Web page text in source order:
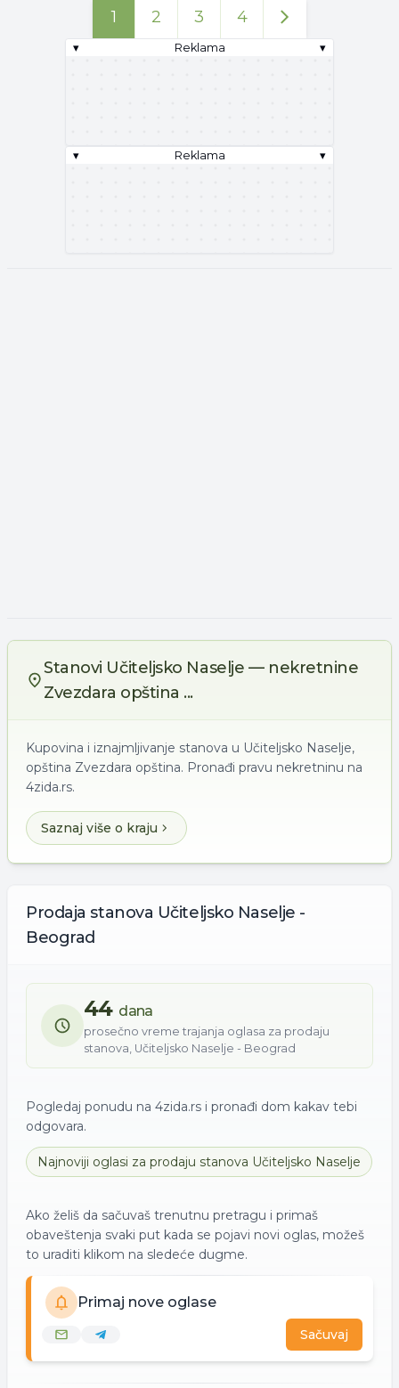
1 2 3 4
▾ Reklama ▾
▾ Reklama ▾
Stanovi Učiteljsko Naselje — nekretnine
Zvezdara opština ...
Kupovina i iznajmljivanje stanova u Učiteljsko Naselje,
opština Zvezdara opština. Pronađi pravu nekretninu na
4zida.rs.
Saznaj više o kraju
Prodaja stanova Učiteljsko Naselje -
Beograd
44 dana
prosečno vreme trajanja oglasa za prodaju
stanova, Učiteljsko Naselje - Beograd
Pogledaj ponudu na 4zida.rs i pronađi dom kakav tebi
odgovara.
Najnoviji oglasi za prodaju stanova Učiteljsko Naselje
Ako želiš da sačuvaš trenutnu pretragu i primaš
obaveštenja svaki put kada se pojavi novi oglas, možeš
to uraditi klikom na sledeće dugme.
Primaj nove oglase
Sačuvaj